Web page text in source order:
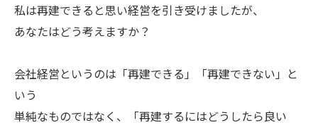
私は再建できると思い経営を引き受けましたが、
あなたはどう考えますか？
会社経営というのは「再建できる」「再建できない」と
いう
単純なものではなく、「再建するにはどうしたら良い